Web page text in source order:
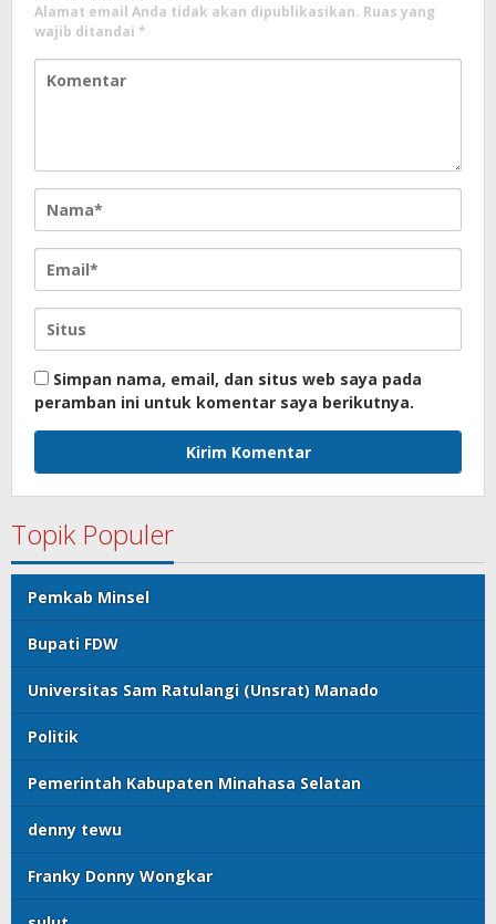
Alamat email Anda tidak akan dipublikasikan. Ruas yang
wajib ditandai *
Simpan nama, email, dan situs web saya pada
peramban ini untuk komentar saya berikutnya.
Topik Populer
Pemkab Minsel
Bupati FDW
Universitas Sam Ratulangi (Unsrat) Manado
Politik
Pemerintah Kabupaten Minahasa Selatan
denny tewu
Franky Donny Wongkar